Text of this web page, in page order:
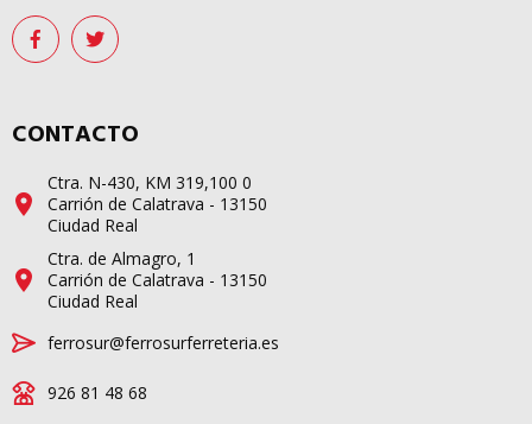
CONTACTO
Ctra. N-430, KM 319,100 0
Carrión de Calatrava - 13150
Ciudad Real
Ctra. de Almagro, 1
Carrión de Calatrava - 13150
Ciudad Real
ferrosur@ferrosurferreteria.es
926 81 48 68